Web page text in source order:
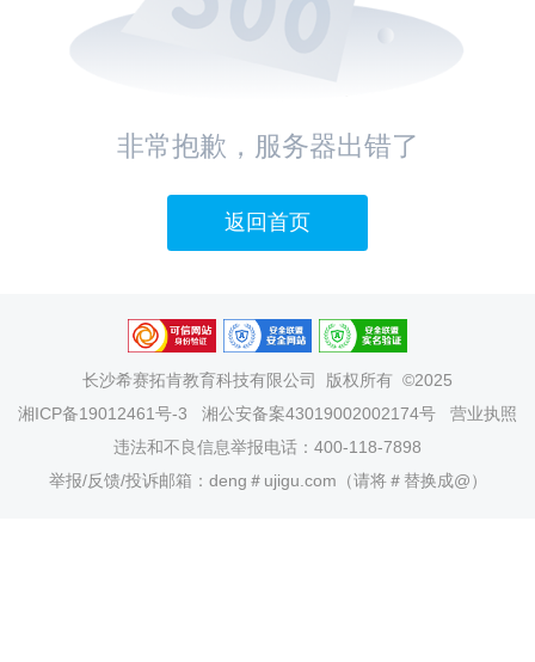
非常抱歉，服务器出错了
返回首页
长沙希赛拓肯教育科技有限公司
版权所有 ©2025
湘ICP备19012461号-3
湘公安备案43019002002174号
营业执照
违法和不良信息举报电话：400-118-7898
举报/反馈/投诉邮箱：deng＃ujigu.com（请将＃替换成@）